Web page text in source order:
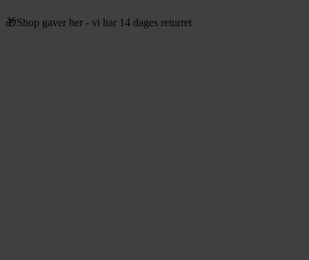
til
🎁Shop gaver her - vi har 14 dages returret